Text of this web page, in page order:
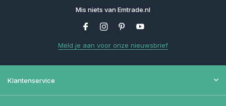
Mis niets van Emtrade.nl
Meld je aan voor onze nieuwsbrief
Klantenservice